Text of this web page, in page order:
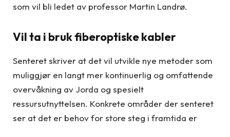
som vil bli ledet av professor Martin Landrø.
Vil ta i bruk fiberoptiske kabler
Senteret skriver at det vil utvikle nye metoder som
muliggjør en langt mer kontinuerlig og omfattende
overvåkning av Jorda og spesielt
ressursutnyttelsen. Konkrete områder der senteret
ser at det er behov for store steg i framtida er